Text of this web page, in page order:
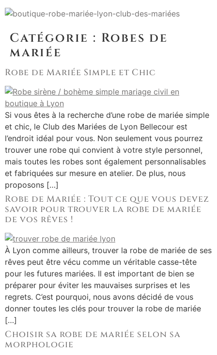
Catégorie : Robes de
mariée
Robe de Mariée Simple et Chic
Si vous êtes à la recherche d’une robe de mariée simple
et chic, le Club des Mariées de Lyon Bellecour est
l’endroit idéal pour vous. Non seulement vous pourrez
trouver une robe qui convient à votre style personnel,
mais toutes les robes sont également personnalisables
et fabriquées sur mesure en atelier. De plus, nous
proposons […]
Robe de Mariée : Tout ce que vous devez
savoir pour trouver la robe de mariée
de vos rêves !
À Lyon comme ailleurs, trouver la robe de mariée de ses
rêves peut être vécu comme un véritable casse-tête
pour les futures mariées. Il est important de bien se
préparer pour éviter les mauvaises surprises et les
regrets. C’est pourquoi, nous avons décidé de vous
donner toutes les clés pour trouver la robe de mariée
[…]
Choisir sa robe de mariée selon sa
morphologie